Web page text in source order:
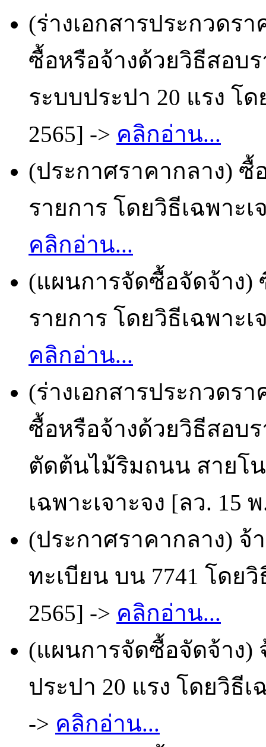
(ร่างเอกสารประกวดรา
ซื้อหรือจ้างด้วยวิธีสอบ
ระบบประปา 20 แรง โด
2565] -> คลิกอ่าน...
(ประกาศราคากลาง)
รายการ โดยวิธีเฉพาะเ
คลิกอ่าน...
(แผนการจัดซื้อจัดจ้าง)
รายการ โดยวิธีเฉพาะเ
คลิกอ่าน...
(ร่างเอกสารประกวดรา
ซื้อหรือจ้างด้วยวิธีสอบ
ตัดต้นไม้ริมถนน สายโ
เฉพาะเจาะจง [ลว. 15
(ประกาศราคากลาง)
ทะเบียน บน 7741 โดยวิ
2565] -> คลิกอ่าน...
(แผนการจัดซื้อจัดจ้าง)
ประปา 20 แรง โดยวิธีเ
-> คลิกอ่าน...